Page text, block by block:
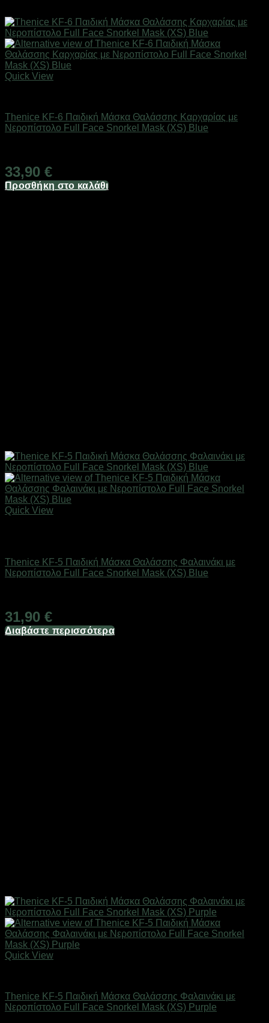
Quick View
Thenice KF-6 Παιδική Μάσκα Θαλάσσης Καρχαρίας με
Νεροπίστολο Full Face Snorkel Mask (XS) Blue
33,90 €
Προσθήκη στο καλάθι
Quick View
Thenice KF-5 Παιδική Μάσκα Θαλάσσης Φαλαινάκι με
Νεροπίστολο Full Face Snorkel Mask (XS) Blue
31,90 €
Διαβάστε περισσότερα
Quick View
Thenice KF-5 Παιδική Μάσκα Θαλάσσης Φαλαινάκι με
Νεροπίστολο Full Face Snorkel Mask (XS) Purple